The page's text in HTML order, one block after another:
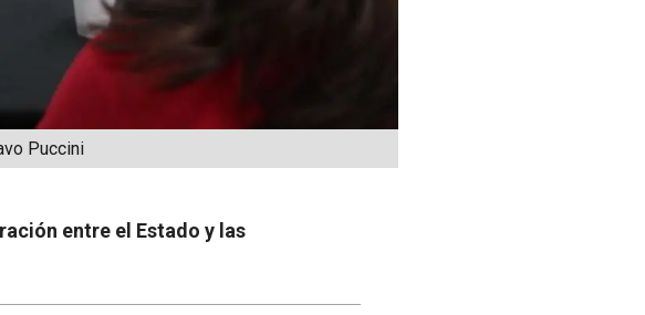
Puccini
entre el Estado y las